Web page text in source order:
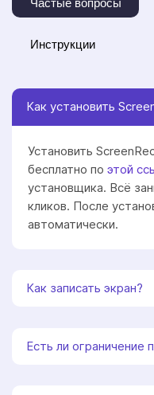
Инструкции
Как установить
Установить
бесплатно по этой
установщика. Всё
кликов. После
автоматически.
Как записать экран?
Есть ли ограничение